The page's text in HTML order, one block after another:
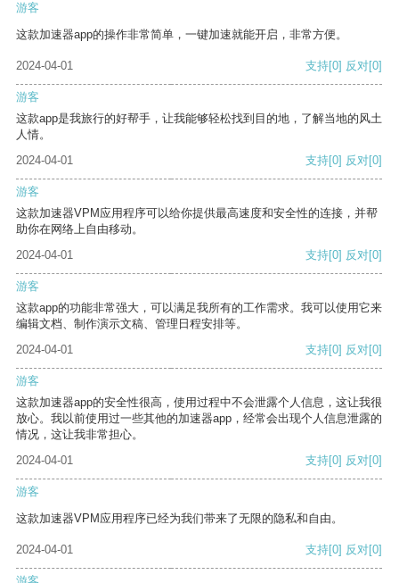
游客
这款加速器app的操作非常简单，一键加速就能开启，非常方便。
2024-04-01 支持[0] 反对[0]
游客
这款app是我旅行的好帮手，让我能够轻松找到目的地，了解当地的风土
人情。
2024-04-01
支持[0] 反对[0]
游客
这款加速器VPM应用程序可以给你提供最高速度和安全性的连接，并帮
助你在网络上自由移动。
2024-04-01
支持[0] 反对[0]
游客
这款app的功能非常强大，可以满足我所有的工作需求。我可以使用它来
编辑文档、制作演示文稿、管理日程安排等。
2024-04-01
支持[0] 反对[0]
游客
这款加速器app的安全性很高，使用过程中不会泄露个人信息，这让我很
放心。我以前使用过一些其他的加速器app，经常会出现个人信息泄露的
情况，这让我非常担心。
2024-04-01
支持[0] 反对[0]
游客
这款加速器VPM应用程序已经为我们带来了无限的隐私和自由。
2024-04-01 支持[0] 反对[0]